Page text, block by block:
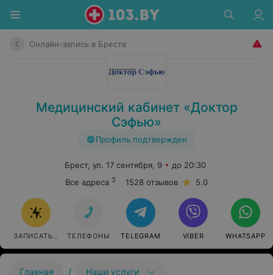
Онлайн-запись в Бресте
Медицинский кабинет «Доктор
Сэфью»
Профиль подтвержден
Брест, ул. 17 сентября, 9
до 20:30
Все адреса 3 1528 отзывов 5.0
ЗАПИСАТЬСЯ ТЕЛЕФОНЫ TELEGRAM VIBER WHATSAPP
Главная / Наши услуги